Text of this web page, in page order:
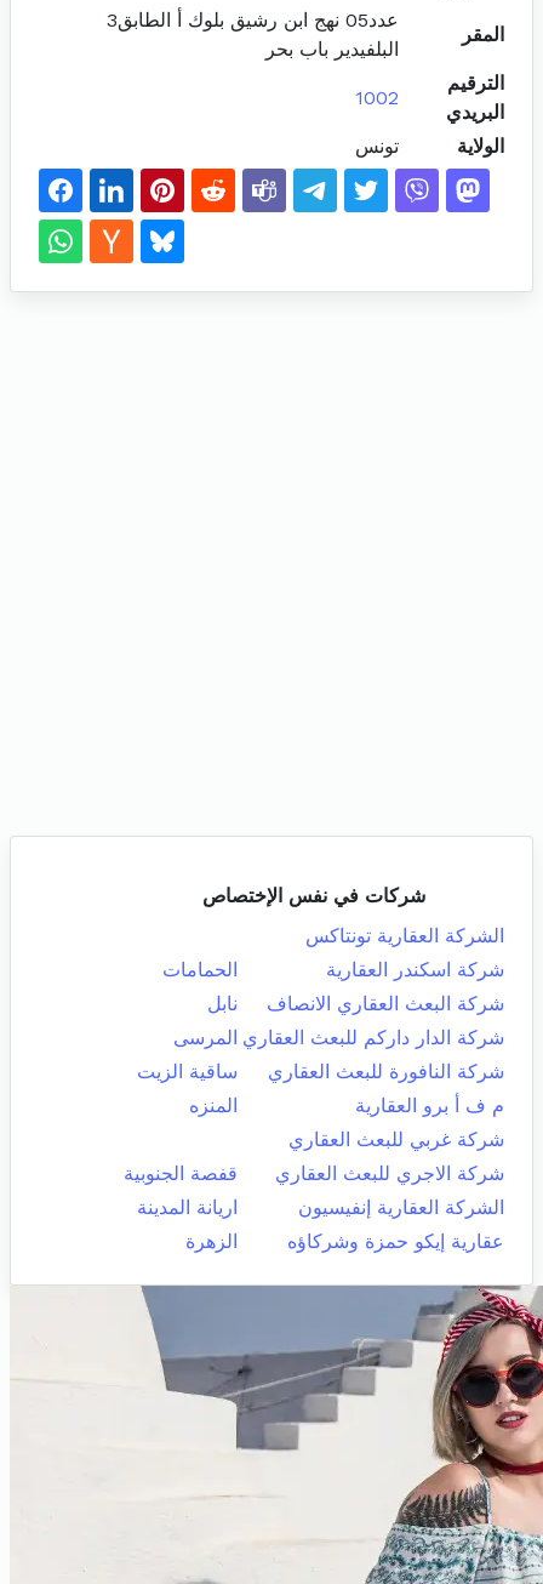
المقر
عدد05 نهج ابن رشيق بلوك أ الطابق3
البلفيدير باب بحر
الترقيم
البريدي
1002
الولاية تونس
شركات في نفس الإختصاص
الشركة العقارية تونتاكس
شركة اسكندر العقارية
الحمامات
شركة البعث العقاري الانصاف
نابل
شركة الدار داركم للبعث العقاري المرسى
شركة النافورة للبعث العقاري
ساقية الزيت
م ف أ برو العقارية
المنزه
شركة غربي للبعث العقاري
شركة الاجري للبعث العقاري
قفصة الجنوبية
الشركة العقارية إنفيسيون
اريانة المدينة
عقارية إيكو حمزة وشركاؤه
الزهرة